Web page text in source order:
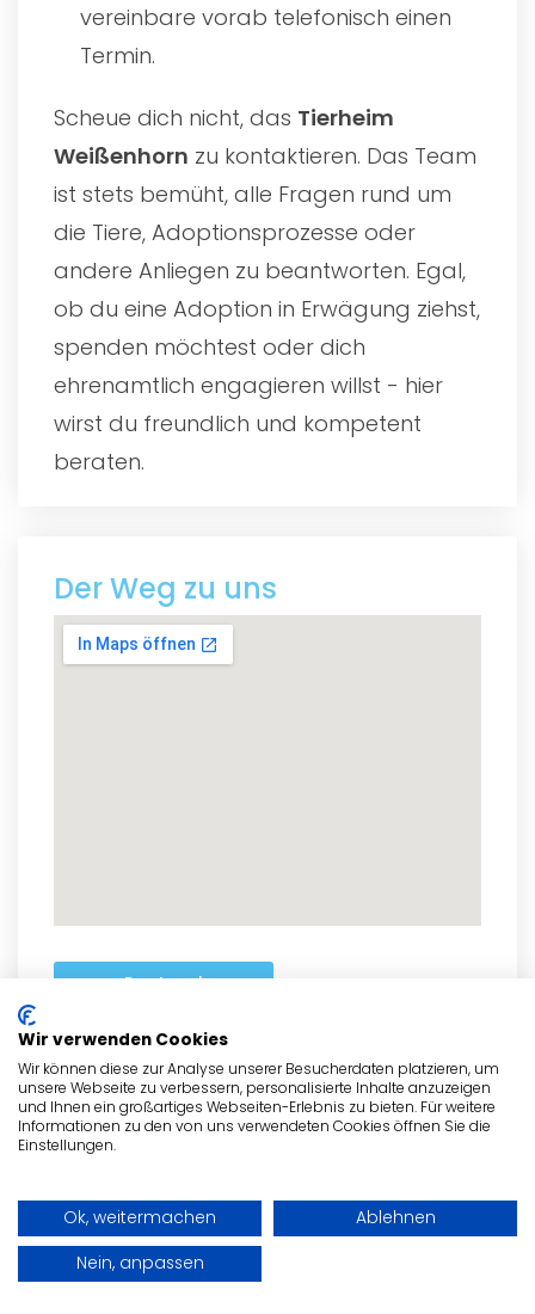
vereinbare vorab telefonisch einen
Termin.
Scheue dich nicht, das Tierheim
Weißenhorn zu kontaktieren. Das Team
ist stets bemüht, alle Fragen rund um
die Tiere, Adoptionsprozesse oder
andere Anliegen zu beantworten. Egal,
ob du eine Adoption in Erwägung ziehst,
spenden möchtest oder dich
ehrenamtlich engagieren willst - hier
wirst du freundlich und kompetent
beraten.
Der Weg zu uns
zum Routenplaner
- Anzeige -
Wir verwenden Cookies
Wir können diese zur Analyse unserer Besucherdaten platzieren, um
unsere Webseite zu verbessern, personalisierte Inhalte anzuzeigen
und Ihnen ein großartiges Webseiten-Erlebnis zu bieten. Für weitere
Informationen zu den von uns verwendeten Cookies öffnen Sie die
Einstellungen.
Ok, weitermachen
Ablehnen
Nein, anpassen